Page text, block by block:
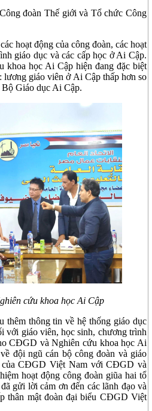
đoàn Thế giới và Tổ chức Công
hoạt động của công đoàn, các hoạt
giáo dục và các cấp học ở Ai Cập.
khoa học Ai Cập hiện đang đặc biệt
lương giáo viên ở Ai Cập thấp hơn so
Bộ Giáo dục Ai Cập.
cứu khoa học Ai Cập
thông tin về hệ thống giáo dục
với giáo viên, học sinh, chương trình
CĐGD và Nghiên cứu khoa học Ai
đội ngũ cán bộ công đoàn và giáo
của CĐGD Việt Nam với CĐGD và
hoạt động công đoàn giũa hai tổ
gửi lời cảm ơn đến các lãnh đạo và
thân mật đoàn đại biểu CĐGD Việt